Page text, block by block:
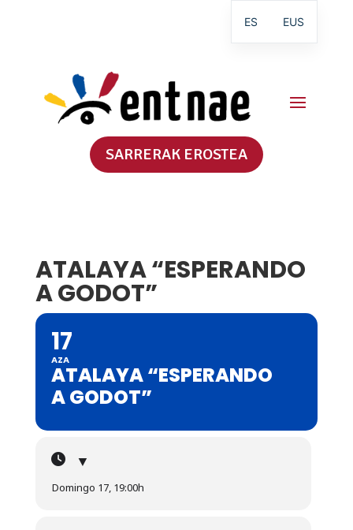
SARRERAK EROSTEA
ATALAYA “ESPERANDO
A GODOT”
17
AZA
ATALAYA “ESPERANDO
A GODOT”
▼
Domingo 17, 19:00h
ES EUS